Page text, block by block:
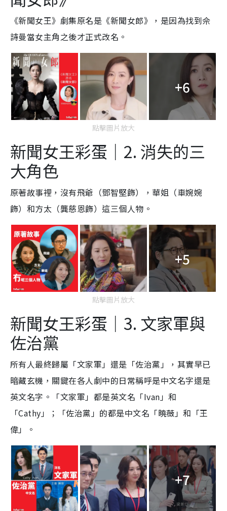
《新聞女王》劇集原名是《新聞女郎》，是因為找到佘
詩曼當女主角之後才正式改名。
+6
點擊圖片放大
新聞女王彩蛋｜2. 消失的三
大角色
原著故事裡，沒有飛爺（鄧智堅飾），華姐（車婉婉
飾）和方太（龔慈恩飾）這三個人物。
+5
點擊圖片放大
新聞女王彩蛋｜3. 文家軍與
佐治黨
所有人最終歸屬「文家軍」還是「佐治黨」，其實早已
暗藏玄機，關鍵在各人劇中的日常稱呼是中文名字還是
英文名字。「文家軍」都是英文名「Ivan」和
「Cathy」；「佐治黨」的都是中文名「曉薇」和「王
偉」。
+7